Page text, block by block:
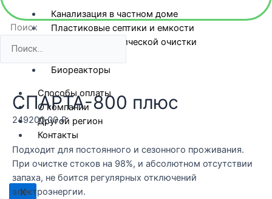
Канализация в частном доме
Пластиковые септики и емкости
Станции биологической очистки
Биореакторы
Способы оплаты
О компании
Другой регион
Контакты
X
Поиск
СПАРТА-800 плюс
249200,00₽
Подходит для постоянного и сезонного проживания.
При очистке стоков на 98%, и абсолютном отсутствии
запаха, не боится регулярных отключений
электроэнергии.